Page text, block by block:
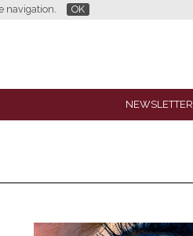
navigation. OK
NEWSLETTER